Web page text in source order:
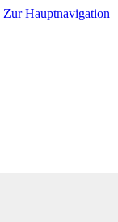
Zur Hauptnavigation